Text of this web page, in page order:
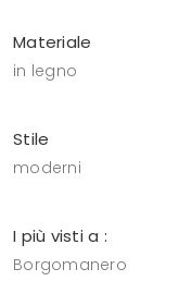
Materiale
in legno
Stile
moderni
I più visti a :
Borgomanero